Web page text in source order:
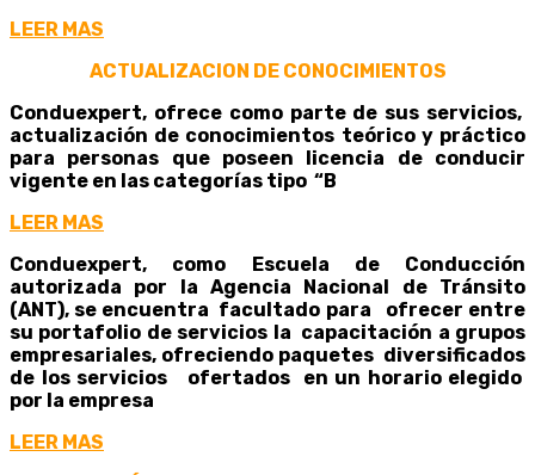
LEER MAS
ACTUALIZACION DE CONOCIMIENTOS
Conduexpert, ofrece como parte de sus servicios,
actualización de conocimientos teórico y práctico
para personas que poseen licencia de conducir
vigente en las categorías tipo “B
LEER MAS
Conduexpert, como Escuela de Conducción
autorizada por la Agencia Nacional de Tránsito
(ANT), se encuentra facultado para ofrecer entre
su portafolio de servicios la capacitación a grupos
empresariales, ofreciendo paquetes diversificados
de los servicios ofertados en un horario elegido
por la empresa
LEER MAS